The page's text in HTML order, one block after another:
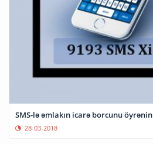
SMS-lə əmlakın icarə borcunu öyrənin
28-03-2018